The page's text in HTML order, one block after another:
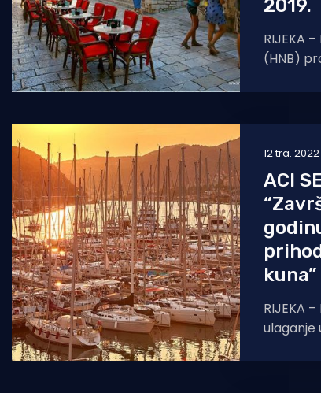
2019.
RIJEKA
(HNB)
800
12 tra. 2022
ACI
kuna”
RIJEKA
ulaganje